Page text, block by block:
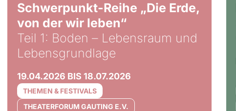
Schwerpunkt-Reihe „Die Erde,
von der wir leben“
Teil 1: Boden – Lebensraum und
Lebensgrundlage
19.04.2026 BIS 18.07.2026
THEMEN & FESTIVALS
THEATERFORUM GAUTING E.V.